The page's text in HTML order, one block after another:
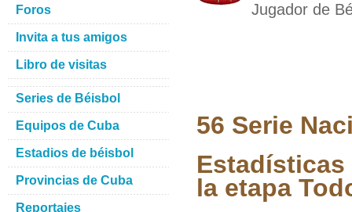
Jugador de
56 Serie
Estadísticas
la etapa
Foros
Invita a tus amigos
Libro de visitas
Series de Béisbol
Equipos de Cuba
Estadios de béisbol
Provincias de Cuba
Reportajes